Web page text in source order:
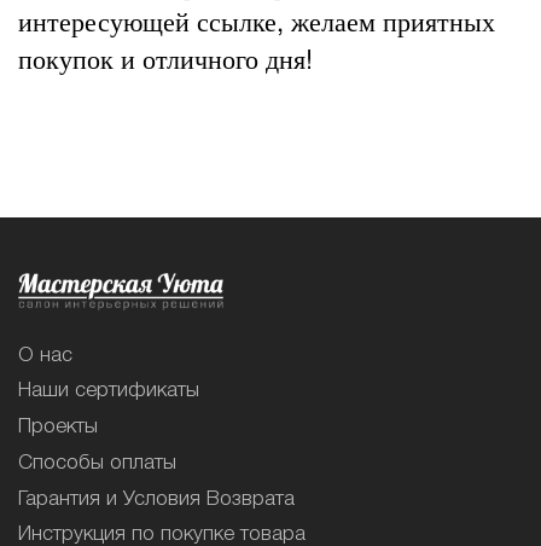
интересующей ссылке, желаем приятных
покупок и отличного дня!
О нас
Наши сертификаты
Проекты
Способы оплаты
Гарантия и Условия Возврата
Инструкция по покупке товара